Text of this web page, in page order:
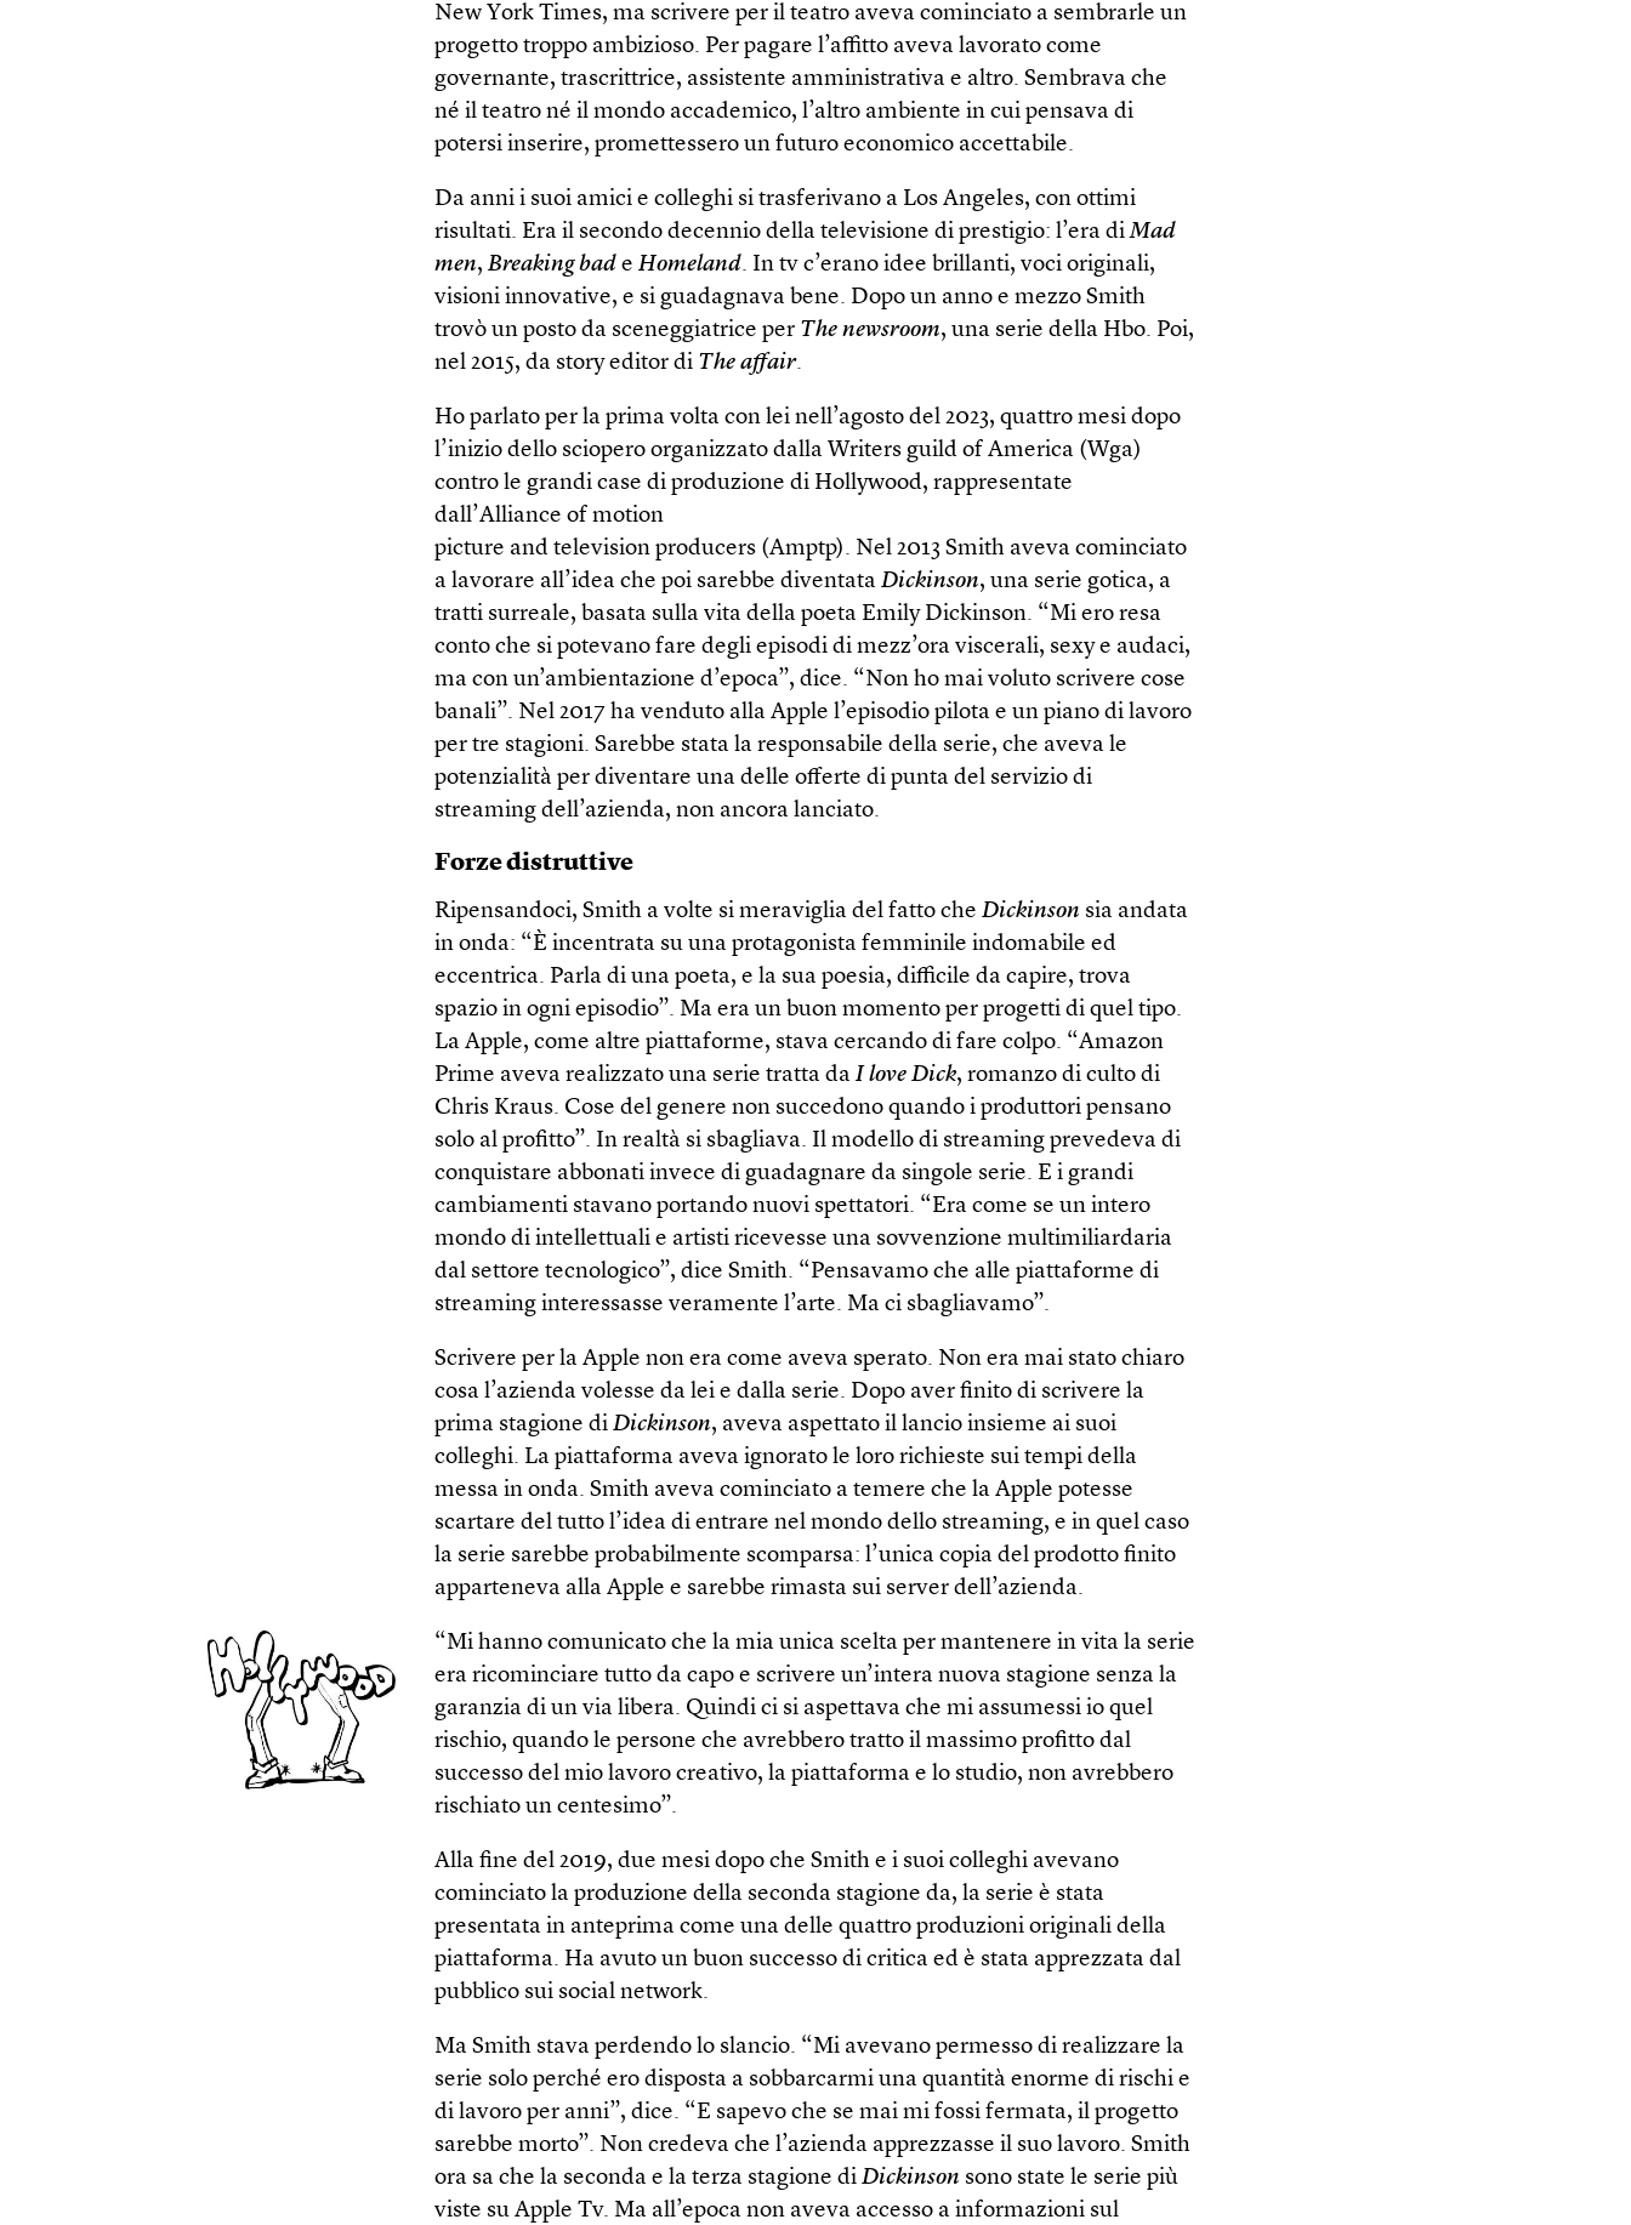
New York Times, ma scrivere per il teatro aveva cominciato a sembrarle un
progetto troppo ambizioso. Per pagare l’affitto aveva lavorato come
governante, trascrittrice, assistente amministrativa e altro. Sembrava che
né il teatro né il mondo accademico, l’altro ambiente in cui pensava di
potersi inserire, promettessero un futuro economico accettabile.
Da anni i suoi amici e colleghi si trasferivano a Los Angeles, con ottimi
risultati. Era il secondo decennio della televisione di prestigio: l’era diMad
men, Breaking bade Homeland. In tv c’erano idee brillanti, voci originali,
visioni innovative, e si guadagnava bene. Dopo un anno e mezzo Smith
trovò un posto da sceneggiatrice per The newsroom, una serie della Hbo. Poi,
nel 2015, da story editor di The affair.
Ho parlato per la prima volta con lei nell’agosto del 2023, quattro mesi dopo
l’inizio dello sciopero organizzato dalla Writers guild of America (Wga)
contro le grandi case di produzione di Hollywood, rappresentate
dall’Alliance of motion
picture and television producers (Amptp). Nel 2013 Smith aveva cominciato
a lavorare all’idea che poi sarebbe diventata Dic­kinson, una serie gotica, a
tratti surreale, basata sulla vita della poeta Emily Dickinson. “Mi ero resa
conto che si potevano fare degli episodi di mezz’ora viscerali, sexy e audaci,
ma con un’ambientazione d’epoca”, dice. “Non ho mai voluto scrivere cose
banali”. Nel 2017 ha venduto alla Apple l’episodio pilota e un piano di lavoro
per tre stagioni. Sarebbe stata la responsabile della serie, che aveva le
potenzialità per diventare una delle offerte di punta del servizio di
streaming dell’azienda, non ancora lanciato.
Forze distruttive
Ripensandoci, Smith a volte si meraviglia del fatto che Dickinson sia andata
in onda: “È incentrata su una protagonista femminile indomabile ed
eccentrica. Parla di una poeta, e la sua poesia, difficile da capire, trova
spazio in ogni episodio”. Ma era un buon momento per progetti di quel tipo.
La Apple, come altre piattaforme, stava cercando di fare colpo. “Amazon
Prime aveva realizzato una serie tratta da I love Dick, romanzo di culto di
Chris Kraus. Cose del genere non succedono quando i produttori pensano
solo al profitto”. In realtà si sbagliava. Il modello di streaming prevedeva di
conquistare abbonati invece di guadagnare da singole serie. E i grandi
cambiamenti stavano portando nuovi spettatori. “Era come se un intero
mondo di intellettuali e artisti ricevesse una sovvenzione multimiliardaria
dal settore tecnologico”, dice Smith. “Pensavamo che alle piattaforme di
streaming interessasse veramente l’arte. Ma ci sbagliavamo”.
Scrivere per la Apple non era come aveva sperato. Non era mai stato chiaro
cosa l’azienda volesse da lei e dalla serie. Dopo aver finito di scrivere la
prima stagione di Dickinson, aveva aspettato il lancio insieme ai suoi
colleghi. La piattaforma aveva ignorato le loro richieste sui tempi della
messa in onda. Smith aveva cominciato a temere che la Apple potesse
scartare del tutto l’idea di entrare nel mondo dello streaming, e in quel caso
la serie sarebbe probabilmente scomparsa: l’unica copia del prodotto finito
apparteneva alla Apple e sarebbe rimasta sui server dell’azienda.
“Mi hanno comunicato che la mia unica scelta per mantenere in vita la serie
era ricominciare tutto da capo e scrivere un’intera nuova stagione senza la
garanzia di un via libera. Quindi ci si aspettava che mi assumessi io quel
rischio, quando le persone che avrebbero tratto il massimo profitto dal
successo del mio lavoro creativo, la piattaforma e lo studio, non avrebbero
rischiato un centesimo”.
Alla fine del 2019, due mesi dopo che Smith e i suoi colleghi avevano
cominciato la produzione della seconda stagione da, la serie è stata
presentata in anteprima come una delle quattro produzioni originali della
piattaforma. Ha avuto un buon successo di critica ed è stata apprezzata dal
pubblico sui social network.
Ma Smith stava perdendo lo slancio. “Mi avevano permesso di realizzare la
serie solo perché ero disposta a sobbarcarmi una quantità enorme di rischi e
di lavoro per anni”, dice. “E sapevo che se mai mi fossi fermata, il progetto
sarebbe morto”. Non credeva che l’azienda apprezzasse il suo lavoro. Smith
ora sa che la seconda e la terza stagione di Dickinson sono state le serie più
viste su Apple Tv. Ma all’epoca non aveva accesso a informazioni sul